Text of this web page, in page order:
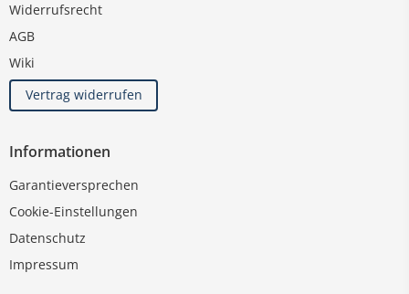
Widerrufsrecht
AGB
Wiki
Vertrag widerrufen
Informationen
Garantieversprechen
Cookie-Einstellungen
Datenschutz
Impressum